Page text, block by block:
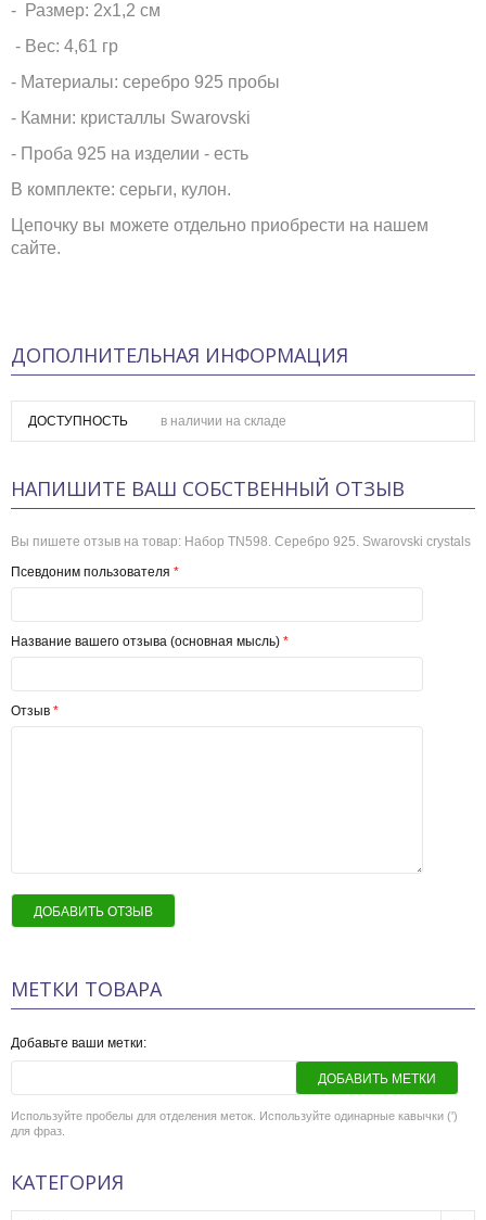
- Размер: 2х1,2 см
- Вес: 4,61 гр
- Материалы: серебро 925 пробы
- Камни: кристаллы Swarovski
- Проба 925 на изделии - есть
В комплекте: серьги, кулон.
Цепочку вы можете отдельно приобрести на нашем
сайте.
ДОПОЛНИТЕЛЬНАЯ ИНФОРМАЦИЯ
ДОСТУПНОСТЬ в наличии на складе
НАПИШИТЕ ВАШ СОБСТВЕННЫЙ ОТЗЫВ
Вы пишете отзыв на товар: Набор TN598. Серебро 925. Swarovski crystals
*
Псевдоним пользователя
*
Название вашего отзыва (основная мысль)
*
Отзыв
ДОБАВИТЬ ОТЗЫВ
МЕТКИ ТОВАРА
Добавьте ваши метки:
ДОБАВИТЬ МЕТКИ
Используйте пробелы для отделения меток. Используйте одинарные кавычки (')
для фраз.
КАТЕГОРИЯ